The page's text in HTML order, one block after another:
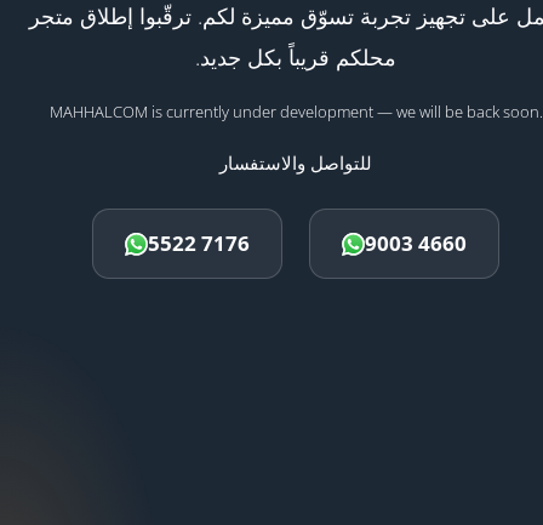
على تجهيز تجربة تسوّق مميزة لكم. ترقّبوا إطلاق متجر
محلكم قريباً بكل جديد.
MAHHALCOM is currently under development — we will be back soon.
للتواصل والاستفسار
5522 7176 9003 4660